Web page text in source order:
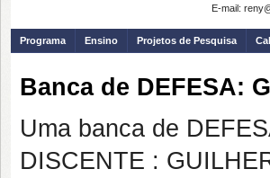
E-mail:
Programa Ensino Projetos de Pesquisa
Banca de DEFESA:
Uma banca de
DISCENTE :